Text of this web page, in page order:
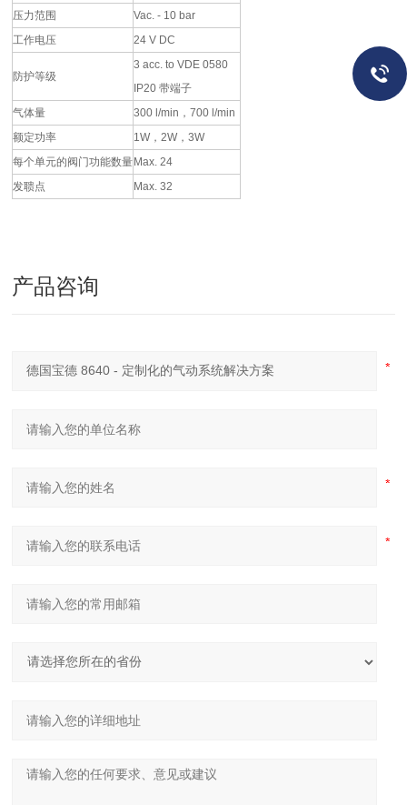
压力范围
Vac. - 10 bar
工作电压
24 V DC
防护等级
3 acc. to VDE 0580
IP20 带端子
气体量
300 l/min，700 l/min
额定功率
1W，2W，3W
每个单元的阀门功能数量 Max. 24
发聩点
Max. 32
产品咨询